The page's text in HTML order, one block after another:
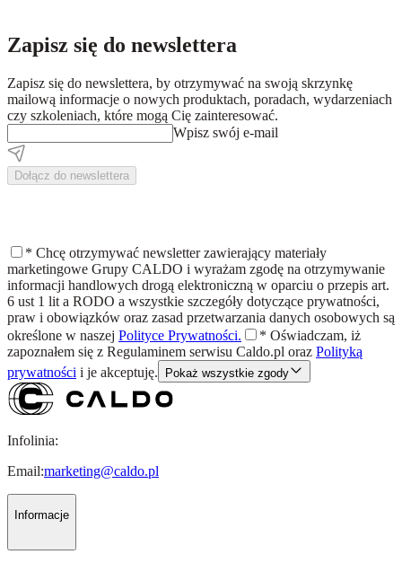
Zapisz się do newslettera
Zapisz się do newslettera, by otrzymywać na swoją skrzynkę
mailową informacje o nowych produktach, poradach, wydarzeniach
czy szkoleniach, które mogą Cię zainteresować.
Wpisz swój e-mail
Dołącz do newslettera
* Chcę otrzymywać newsletter zawierający materiały
marketingowe Grupy CALDO i wyrażam zgodę na otrzymywanie
informacji handlowych drogą elektroniczną w oparciu o przepis art.
6 ust 1 lit a RODO a wszystkie szczegóły dotyczące prywatności,
praw i obowiązków oraz zasad przetwarzania danych osobowych są
określone w naszej Polityce Prywatności. * Oświadczam, iż
zapoznałem się z Regulaminem serwisu Caldo.pl oraz Polityką
prywatności i je akceptuję. Pokaż wszystkie zgody
Infolinia:
Email:marketing@caldo.pl
Informacje